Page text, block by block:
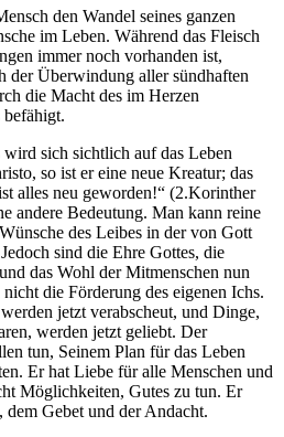
den Wandel seines ganzen
im Leben. Während das Fleisch
immer noch vorhanden ist,
der Überwindung aller sündhaften
die Macht des im Herzen
sich sichtlich auf das Leben
so ist er eine neue Kreatur; das
alles neu geworden!“ (2.Korinther
andere Bedeutung. Man kann reine
des Leibes in der von Gott
sind die Ehre Gottes, die
das Wohl der Mitmenschen nun
die Förderung des eigenen Ichs.
jetzt verabscheut, und Dinge,
werden jetzt geliebt. Der
tun, Seinem Plan für das Leben
Er hat Liebe für alle Menschen und
Möglichkeiten, Gutes zu tun. Er
Gebet und der Andacht.